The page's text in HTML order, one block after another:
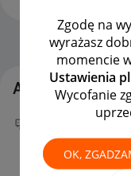
Zgodę na
wyrażasz
momencie
Ustawienia
Wycofanie
OK,
Strona Główna
Aktywność
Twój nowy wpis
na forum
podziwiać :)‎09-